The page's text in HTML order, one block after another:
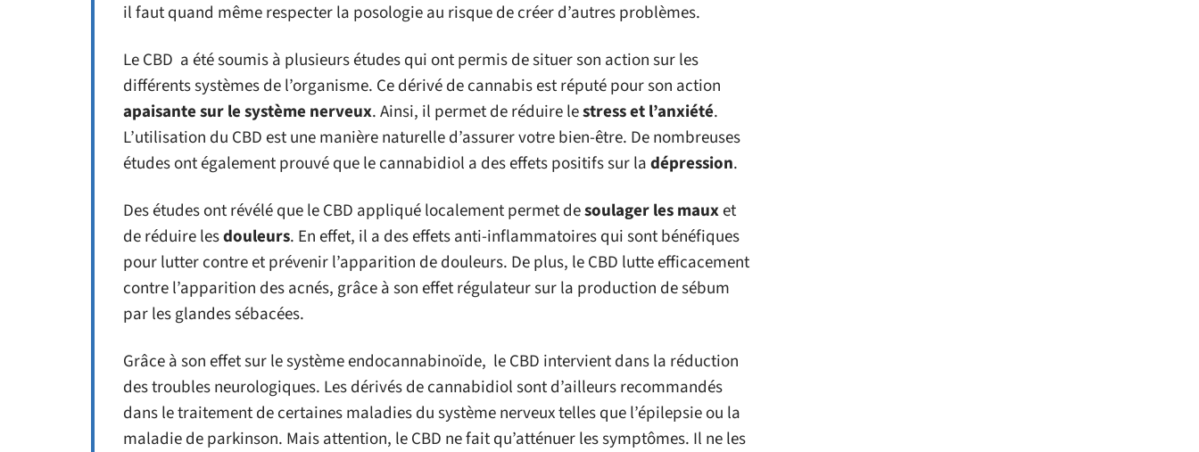
il faut quand même respecter la posologie au risque de créer d’autres problèmes.
Le CBD a été soumis à plusieurs études qui ont permis de situer son action sur les
différents systèmes de l’organisme. Ce dérivé de cannabis est réputé pour son action
apaisante sur le système nerveux. Ainsi, il permet de réduire lestress et l’anxiété.
L’utilisation du CBD est une manière naturelle d’assurer votre bien-être. De nombreuses
études ont également prouvé que le cannabidiol a des effets positifs sur ladépression.
Des études ont révélé que le CBD appliqué localement permet desoulager les mauxet
de réduire lesdouleurs. En effet, il a des effets anti-inflammatoires qui sont bénéfiques
pour lutter contre et prévenir l’apparition de douleurs. De plus, le CBD lutte efficacement
contre l’apparition des acnés, grâce à son effet régulateur sur la production de sébum
par les glandes sébacées.
Grâce à son effet sur le système endocannabinoïde, le CBD intervient dans la réduction
des troubles neurologiques. Les dérivés de cannabidiol sont d’ailleurs recommandés
dans le traitement de certaines maladies du système nerveux telles que l’épilepsie ou la
maladie de parkinson. Mais attention, le CBD ne fait qu’atténuer les symptômes. Il ne les